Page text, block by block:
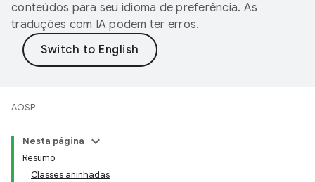
conteúdos para seu idioma de preferência. As
traduções com IA podem ter erros.
AOSP
Nesta página
Resumo
Classes aninhadas